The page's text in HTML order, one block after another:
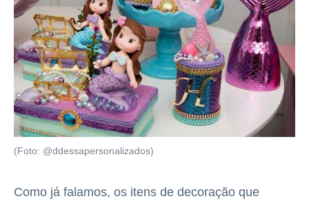
(Foto: @ddessapersonalizados)
Como já falamos, os itens de decoração que